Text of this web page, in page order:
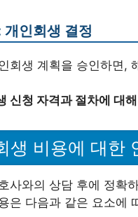
개인회생 결정
회생 계획을 승인하면,
신청 자격과 절차에 대
생 비용에 대한
사와의 상담 후에 정확
은 다음과 같은 요소에